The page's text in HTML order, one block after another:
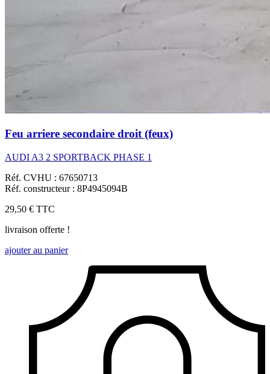
Feu arriere secondaire droit (feux)
AUDI A3 2 SPORTBACK PHASE 1
Réf. CVHU : 67650713
Réf. constructeur : 8P4945094B
29,50 € TTC
livraison offerte !
ajouter au panier